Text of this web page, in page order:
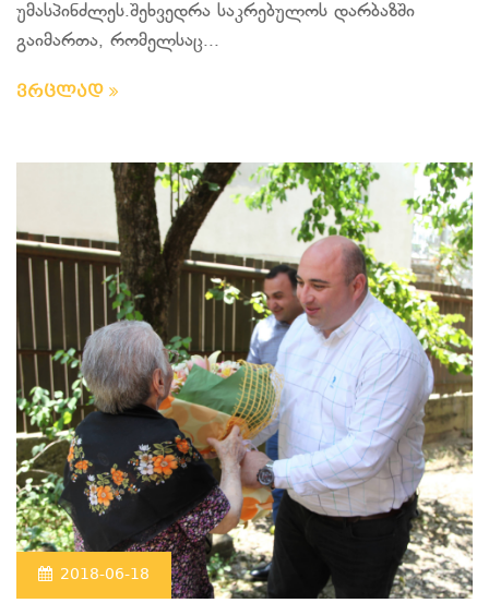
უმასპინძლეს.შეხვედრა საკრებულოს დარბაზში
გაიმართა, რომელსაც...
ვრცლად
2018-06-18